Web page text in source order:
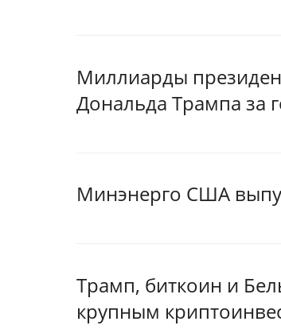
Миллиарды
Дональда Трампа за
Минэнерго США
Трамп, биткоин и
крупным